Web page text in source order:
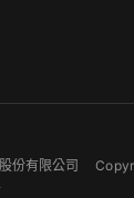
股份有限公司